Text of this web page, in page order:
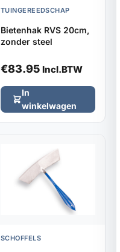
TUINGEREEDSCHAP
Bietenhak RVS 20cm,
zonder steel
€83.95 Incl.BTW
In
winkelwagen
SCHOFFELS